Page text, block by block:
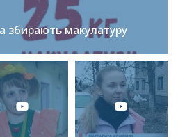
збирають макулатуру